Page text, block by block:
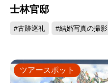
士林官邸
#古跡巡礼 #結婚写真の撮影
ツアースポット